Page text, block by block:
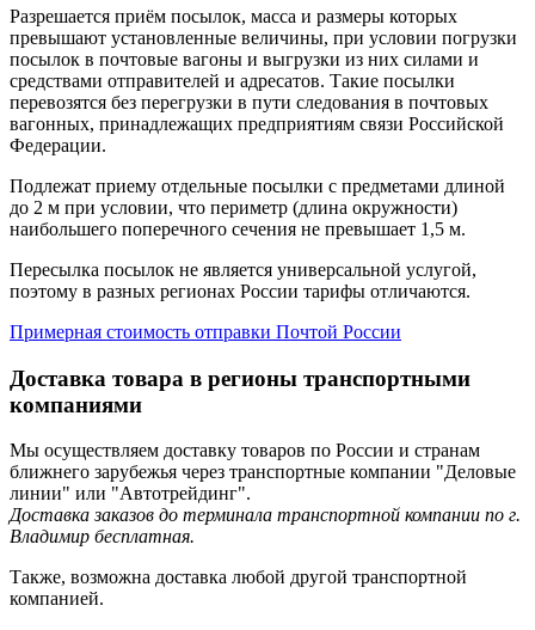
Разрешается приём посылок, масса и размеры которых
превышают установленные величины, при условии погрузки
посылок в почтовые вагоны и выгрузки из них силами и
средствами отправителей и адресатов. Такие посылки
перевозятся без перегрузки в пути следования в почтовых
вагонных, принадлежащих предприятиям связи Российской
Федерации.
Подлежат приему отдельные посылки с предметами длиной
до 2 м при условии, что периметр (длина окружности)
наибольшего поперечного сечения не превышает 1,5 м.
Пересылка посылок не является универсальной услугой,
поэтому в разных регионах России тарифы отличаются.
Примерная стоимость отправки Почтой России
Доставка товара в регионы транспортными
компаниями
Мы осуществляем доставку товаров по России и странам
ближнего зарубежья через транспортные компании "Деловые
линии" или "Автотрейдинг".
Доставка заказов до терминала транспортной компании по г.
Владимир бесплатная.
Также, возможна доставка любой другой транспортной
компанией.